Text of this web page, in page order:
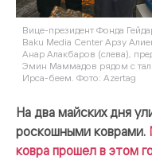
Вице-президент Фонда
Baku Media Center Арзу
Анар Алакбаров (слева),
Эмин Маммадов рядом с
Ирса-беем. Фото: Azertag
На два майских дня
роскошными коврами.
ковра прошел в этом